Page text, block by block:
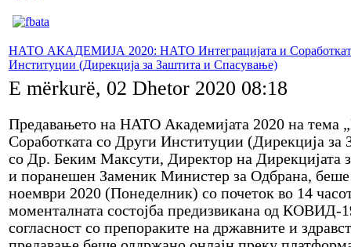
НАТО АКАДЕМИЈА 2020: НАТО Интеграцијата и
Институции (Дирекција за Заштита и Спасување)
E mërkurë, 02 Dhetor 2020 08:18
Предавањето на НАТО Академијата 2020 на тема
Соработката со Други Институции (Дирекција за
со Др. Беким Максути, Директор на Дирекцијата
и поранешен Заменик Министер за Одбрана,
ноември 2020 (Понеделник) со почеток во 14
моменталната состојба предизвикана од КОВИД-
согласност со препораките на државните и